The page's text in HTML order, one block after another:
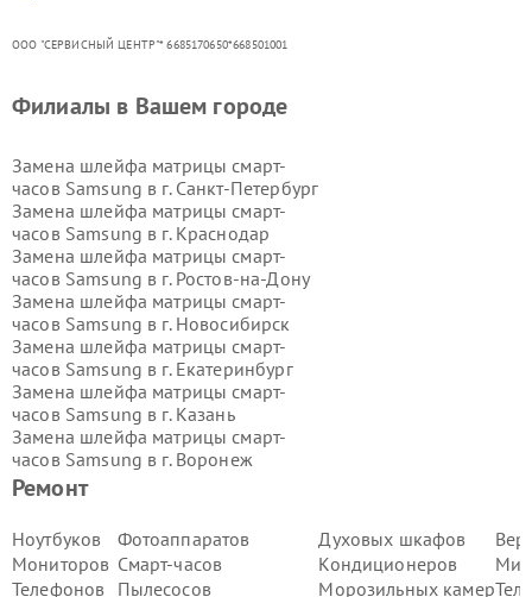
ООО "СЕРВИСНЫЙ ЦЕНТР"* 6685170650*668501001
Ремонт
Ноутбуков
Мониторов
Телефонов
Фотоаппаратов
Смарт-часов
Пылесосов
Духовых шкафов
Кондиционеров
Морозильных камер
Филиалы в Вашем городе
Замена шлейфа матрицы смарт-
часов Samsung в г. Санкт-Петербург
Замена шлейфа матрицы смарт-
часов Samsung в г. Краснодар
Замена шлейфа матрицы смарт-
часов Samsung в г. Ростов-на-Дону
Замена шлейфа матрицы смарт-
часов Samsung в г. Новосибирск
Замена шлейфа матрицы смарт-
часов Samsung в г. Екатеринбург
Замена шлейфа матрицы смарт-
часов Samsung в г. Казань
Замена шлейфа матрицы смарт-
часов Samsung в г. Воронеж
Замена шлейфа матрицы смарт-
часов Samsung в г.
Замена шлейфа матрицы смарт-
часов Samsung в г.Самара
Замена шлейфа матрицы смарт-